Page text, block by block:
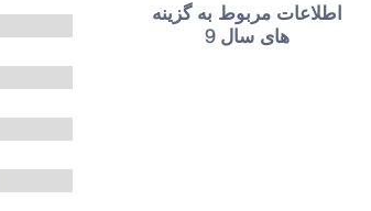
اطلاعات مربوط به گزینه
های سال 9